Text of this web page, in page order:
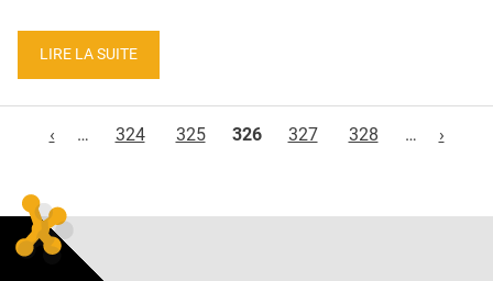
LIRE LA SUITE
‹
… 324 325 326 327 328 … ›